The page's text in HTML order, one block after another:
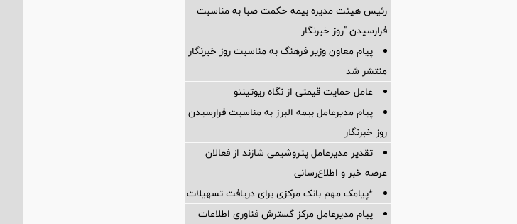
رئیس هیئت مدیره بیمه حکمت صبا به مناسبت
فرارسیدن "روز خبرنگار
پیام معاون وزیر فرهنگ به مناسبت روز خبرنگار
منتشر شد
عامل حمایت قیمتی از نگاه ریوتینتو
پیام مدیرعامل بیمه البرز به مناسبت فرارسیدن
روز خبرنگار
تقدیر مدیرعامل پتروشیمی شازند از فعالان
عرصه خبر و اطلاع‌رسانی
*پیامک مهم بانک مرکزی برای دریافت تسهیلات
پیام مدیرعامل مرکز گسترش فناوری اطلاعات